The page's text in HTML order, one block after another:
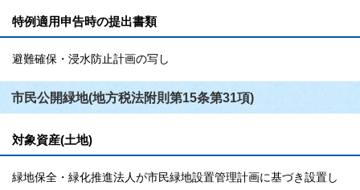
特例適用申告時の提出書類
避難確保・浸水防止計画の写し
市民公開緑地(地方税法附則第15条第31項)
対象資産(土地)
緑地保全・緑化推進法人が市民緑地設置管理計画に基づき設置し